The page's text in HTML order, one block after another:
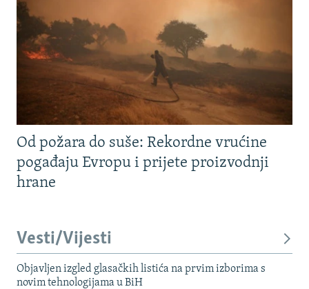
Od požara do suše: Rekordne vrućine
pogađaju Evropu i prijete proizvodnji
hrane
Vesti/Vijesti
Objavljen izgled glasačkih listića na prvim izborima s
novim tehnologijama u BiH